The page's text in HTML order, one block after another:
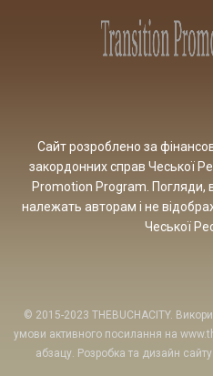
Сайт розроблено за
закордонних справ Чеської
Promotion Program. Погляди,
належать авторам і не
Чеської
© 2015-2023 THEBUCHACITY.
умови активного посилання на
абзацу. Розробка та дизайн сайту